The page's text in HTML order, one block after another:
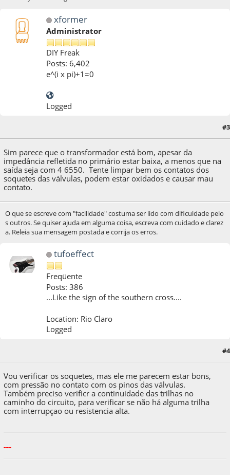
xformer
Administrator
DIY Freak
Posts: 6,402
e^(i x pi)+1=0
Logged
#3
Sim parece que o transformador está bom, apesar da
impedância refletida no primário estar baixa, a menos que na
saída seja com 4 6550. Tente limpar bem os contatos dos
soquetes das válvulas, podem estar oxidados e causar mau
contato.
O que se escreve com "facilidade" costuma ser lido com dificuldade pelo
s outros. Se quiser ajuda em alguma coisa, escreva com cuidado e clarez
a. Releia sua mensagem postada e corrija os erros.
tufoeffect
Freqüente
Posts: 386
...Like the sign of the southern cross....
Location: Rio Claro
Logged
#4
Vou verificar os soquetes, mas ele me parecem estar bons,
com pressão no contato com os pinos das válvulas.
Também preciso verificr a continuidade das trilhas no
caminho do circuito, para verificar se não há alguma trilha
com interrupçao ou resistencia alta.
-----